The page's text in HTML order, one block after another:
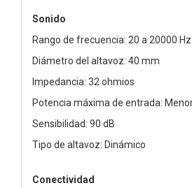
Sonido
Rango de frecuencia: 20 a 20000 Hz
Diámetro del altavoz: 40 mm
Impedancia: 32 ohmios
Potencia máxima de entrada:
Sensibilidad: 90 dB
Tipo de altavoz: Dinámico
Conectividad